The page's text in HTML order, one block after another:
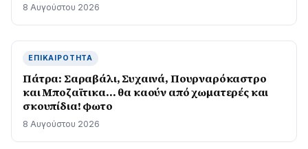
8 Αυγούστου 2026
ΕΠΙΚΑΙΡΌΤΗΤΑ
Πάτρα: Σαραβάλι, Συχαινά, Πουρναρόκαστρο
και Μποζαϊτικα… θα καούν από χωματερές και
σκουπίδια! φωτο
8 Αυγούστου 2026